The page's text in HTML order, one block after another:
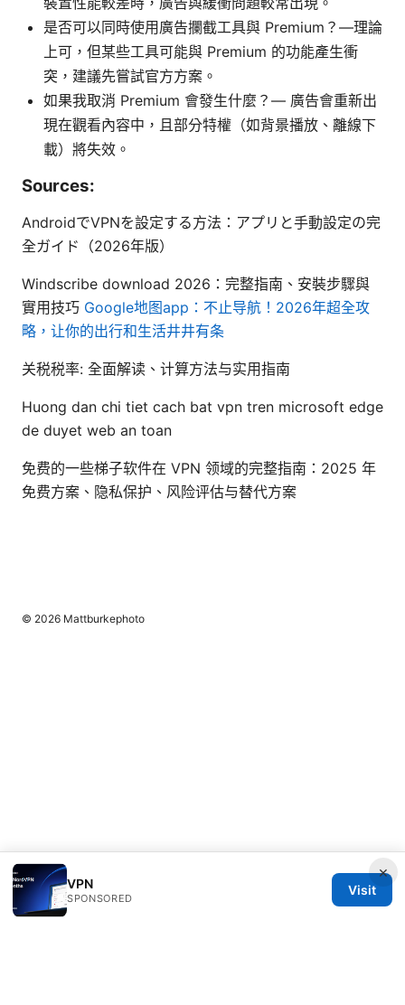
是否可以同時使用廣告攔截工具與 Premium？—理論
上可，但某些工具可能與 Premium 的功能產生衝
突，建議先嘗試官方方案。
如果我取消 Premium 會發生什麼？— 廣告會重新出
現在觀看內容中，且部分特權（如背景播放、離線下
載）將失效。
Sources:
AndroidでVPNを設定する方法：アプリと手動設定の完
全ガイド（2026年版）
Windscribe download 2026：完整指南、安裝步驟與
實用技巧 Google地图app：不止导航！2026年超全攻
略，让你的出行和生活井井有条
关税税率: 全面解读、计算方法与实用指南
Huong dan chi tiet cach bat vpn tren microsoft edge
de duyet web an toan
免费的一些梯子软件在 VPN 领域的完整指南：2025 年
免费方案、隐私保护、风险评估与替代方案
×
VPN
SPONSORED
Visit
© 2026 Mattburkephoto